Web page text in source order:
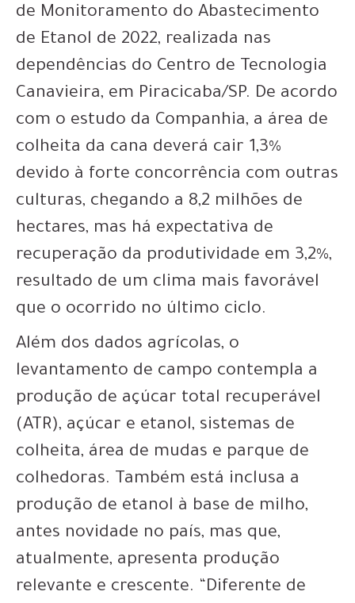
de Monitoramento do Abastecimento
de Etanol de 2022, realizada nas
dependências do Centro de Tecnologia
Canavieira, em Piracicaba/SP. De acordo
com o estudo da Companhia, a área de
colheita da cana deverá cair 1,3%
devido à forte concorrência com outras
culturas, chegando a 8,2 milhões de
hectares, mas há expectativa de
recuperação da produtividade em 3,2%,
resultado de um clima mais favorável
que o ocorrido no último ciclo.
Além dos dados agrícolas, o
levantamento de campo contempla a
produção de açúcar total recuperável
(ATR), açúcar e etanol, sistemas de
colheita, área de mudas e parque de
colhedoras. Também está inclusa a
produção de etanol à base de milho,
antes novidade no país, mas que,
atualmente, apresenta produção
relevante e crescente. “Diferente de